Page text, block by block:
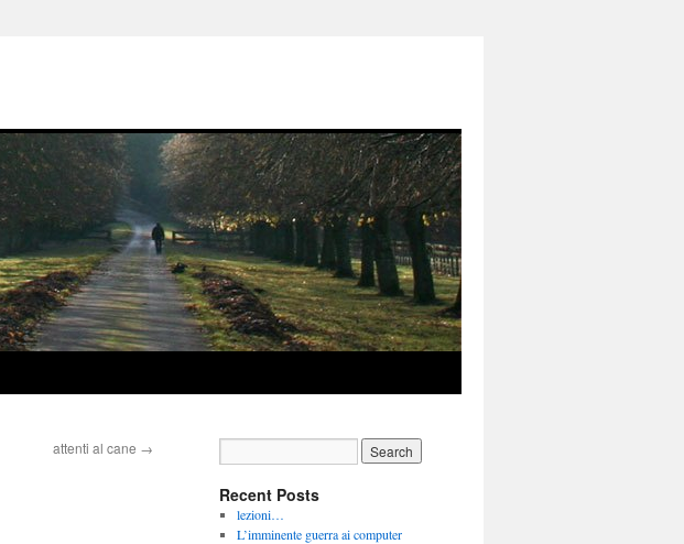
attenti al cane →
Recent Posts
lezioni…
L’imminente guerra ai computer